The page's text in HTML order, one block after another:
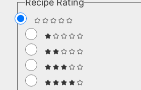
Recipe Rating